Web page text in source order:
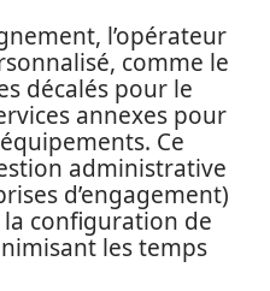
l’opérateur
comme le
décalés pour le
annexes pour
Ce
administrative
d’engagement)
la configuration de
les temps